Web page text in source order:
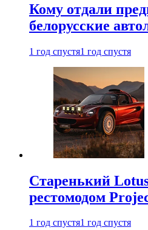
Кому отдали
белорусские
1 год спустя1 год спустя
Старенький
рестомодом
1 год спустя1 год спустя